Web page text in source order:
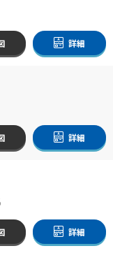
詳細
詳細
詳細